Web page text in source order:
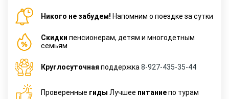
Никого не забудем! Напомним о поездке за сутки
Cкидки пенсионерам, детям и многодетным
семьям
Круглосуточная поддержка 8-927-435-35-44
Проверенные гиды Лучшее питаниепо турам